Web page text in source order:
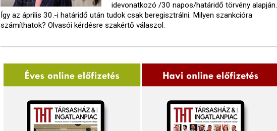
idevonatkozó /30 napos/határidő törvény alapján.
Így az április 30.-i határidő után tudok csak beregisztrálni. Milyen szankcióra
számíthatok? Olvasói kérdésre szakértő válaszol.